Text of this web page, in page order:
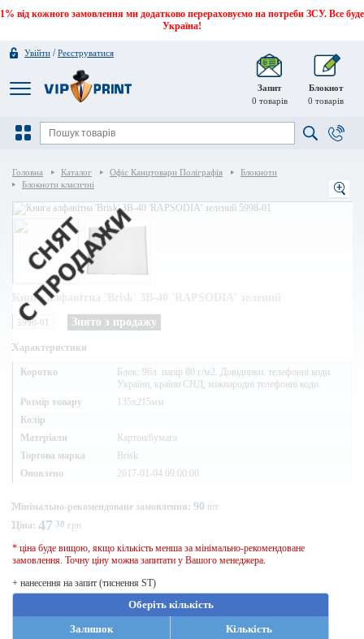
1% від кожного замовлення ми додатково перераховуємо на потреби ЗСУ. Все буде
Україна!
Увійти /Реєструватися
Запит
0 товарів
Блокнот
0 товарів
Головна Каталог Офіс Канцтовари Поліграфія
Блокноти
Блокноти класичні
Книга алфавітна 'Brisk' ЗВ-40 'RAPSODIA' зелений
5998-01 Знято з продажу
Характеристики
Коротко
Блок: 96л. папір 80 г/м2. Довідники: телефонні коди
України, країни СНД, міжнародні телефонні коди.
Розмір товару
135х215мм
Колір
Матеріали
Картон/бумага
Торгова марка
Brisk
Оновлено
2017-01-04 09:00:00
Мінімально-рекомендоване замовлення: 90 шт
Ціна: 47 38 грн
* ціна буде вищою, якщо кількість менша за мінімально-рекомендоване
замовлення. Точну ціну можна запитати у Вашого менеджера.
+ нанесення на запит (тиснення ST)
Оберіть кількість
Залишок
Кількість